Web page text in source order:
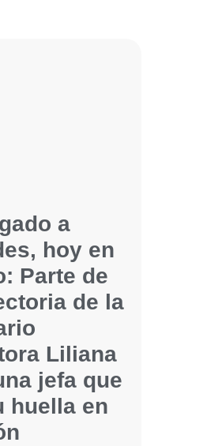
a
hoy en
Parte de
de la
Liliana
jefa que
huella en